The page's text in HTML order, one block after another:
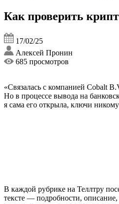
Как проверить
17/02/25
Алексей Пронин
685 просмотров
«Связалась с компанией Cobalt
Но в процессе вывода на
я сама его открыла, ключи
В каждой рубрике на Теллтру
тексте — подробности,